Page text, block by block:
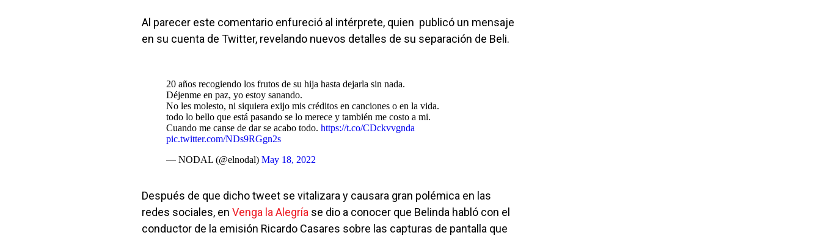
Al parecer este comentario enfureció al intérprete, quien publicó un mensaje
en su cuenta de Twitter, revelando nuevos detalles de su separación de Beli.
20 años recogiendo los frutos de su hija hasta dejarla sin nada.
Déjenme en paz, yo estoy sanando.
No les molesto, ni siquiera exijo mis créditos en canciones o en la vida.
todo lo bello que está pasando se lo merece y también me costo a mi.
Cuando me canse de dar se acabo todo. https://t.co/CDckvvgnda
pic.twitter.com/NDs9RGgn2s
— NODAL (@elnodal) May 18, 2022
Después de que dicho tweet se vitalizara y causara gran polémica en las
redes sociales, en Venga la Alegría se dio a conocer que Belinda habló con el
conductor de la emisión Ricardo Casares sobre las capturas de pantalla que